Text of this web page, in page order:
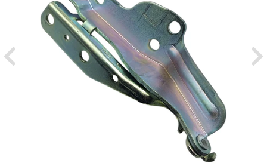
Previous